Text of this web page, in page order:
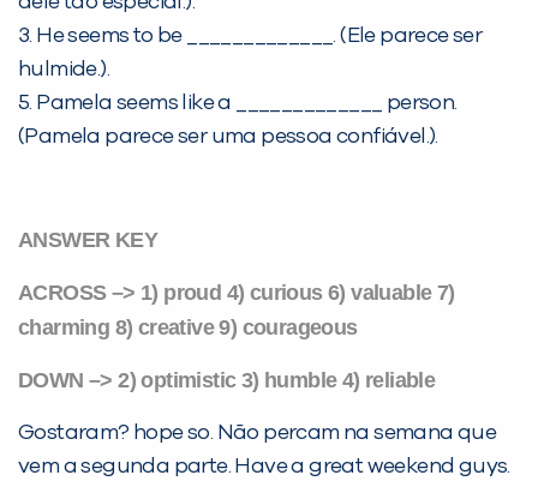
3. He seems to be _____________. (Ele parece ser
hulmide.).
5. Pamela seems like a _____________ person.
(Pamela parece ser uma pessoa confiável.).
ANSWER KEY
ACROSS –> 1) proud 4) curious 6) valuable 7)
charming 8) creative 9) courageous
DOWN –> 2) optimistic 3) humble 4) reliable
Gostaram? hope so. Não percam na semana que
vem a segunda parte. Have a great weekend guys.